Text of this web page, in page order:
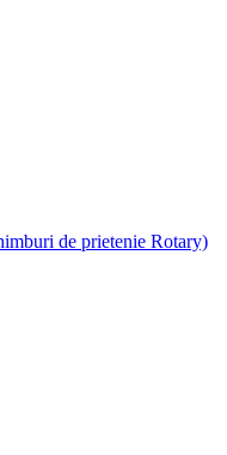
de prietenie Rotary)